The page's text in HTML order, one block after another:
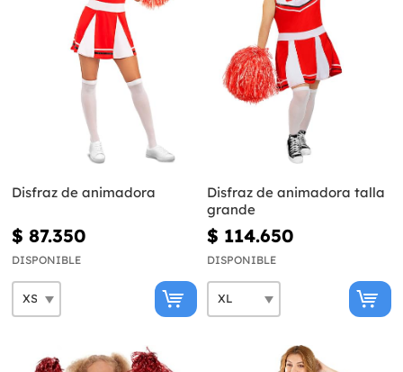
Disfraz de animadora
$ 87.350
DISPONIBLE
Disfraz de animadora talla
grande
$ 114.650
DISPONIBLE